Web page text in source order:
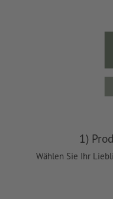
1)
Wählen Sie Ihr